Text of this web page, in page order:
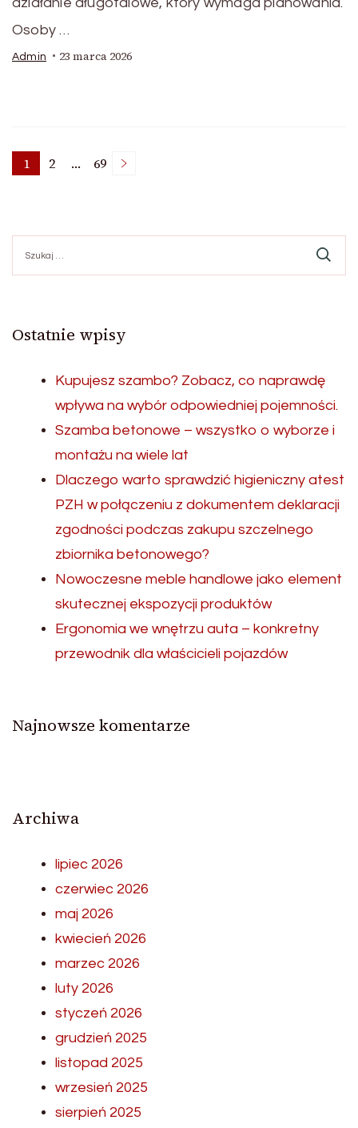
Osoby …
Admin 23 marca 2026
Stronicowanie
wpisów
Strona
1 Strona
2 … Strona
69
Ostatnie wpisy
Kupujesz szambo? Zobacz, co naprawdę
wpływa na wybór odpowiedniej pojemności.
Szamba betonowe – wszystko o wyborze i
montażu na wiele lat
Dlaczego warto sprawdzić higieniczny atest
PZH w połączeniu z dokumentem deklaracji
zgodności podczas zakupu szczelnego
zbiornika betonowego?
Nowoczesne meble handlowe jako element
skutecznej ekspozycji produktów
Ergonomia we wnętrzu auta – konkretny
przewodnik dla właścicieli pojazdów
Najnowsze komentarze
Archiwa
lipiec 2026
czerwiec 2026
maj 2026
kwiecień 2026
marzec 2026
luty 2026
styczeń 2026
grudzień 2025
listopad 2025
wrzesień 2025
sierpień 2025